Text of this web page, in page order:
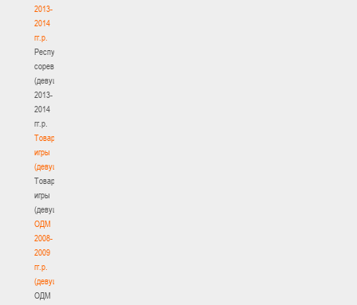
2013-
2014
гг.р.
Республиканские
соревнования
(девушки)
2013-
2014
гг.р.
Товарищеские
игры
(девушки)
Товарищеские
игры
(девушки)
ОДМ
2008-
2009
гг.р.
(девушки)
ОДМ